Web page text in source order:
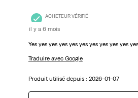
ACHETEUR VÉRIFIÉ
il y a 6 mois
Yes yes yes yes yes yes yes yes yes yes
Traduire avec Google
Produit utilisé depuis : 2026-01-07